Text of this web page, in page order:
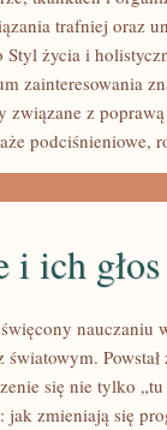
trafniej oraz
Styl życia i
zainteresowania
związane z
podciśnieniowe,
i ich głos
nauczaniu
się nie tylko
jak zmieniają się